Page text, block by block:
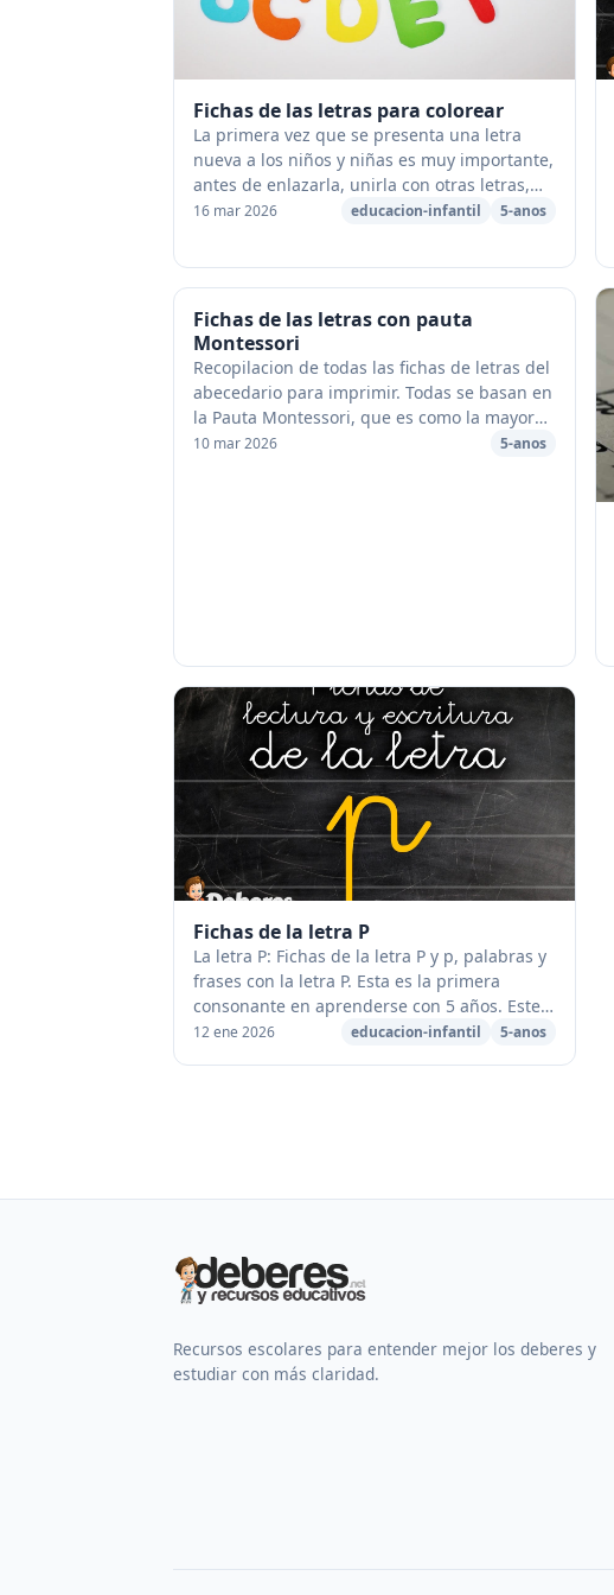
Fichas de las letras para colorear
La primera vez que se presenta una letra
nueva a los niños y niñas es muy importante,
antes de enlazarla, unirla con otras letras,
leerla o repasarla en una pauta montssori o
16 mar 2026 educacion-infantil 5-anos
Fichas de las letras con pauta
Montessori
Recopilacion de todas las fichas de letras del
abecedario para imprimir. Todas se basan en
la Pauta Montessori, que es como la mayor
parte de los niños empiezan a leer y escribir.
10 mar 2026 5-anos
Fichas de la letra P
La letra P: Fichas de la letra P y p, palabras y
frases con la letra P. Esta es la primera
consonante en aprenderse con 5 años. Este
material está pensado especificamente para
12 ene 2026 educacion-infantil 5-anos
Recursos escolares para entender mejor los deberes y
estudiar con más claridad.